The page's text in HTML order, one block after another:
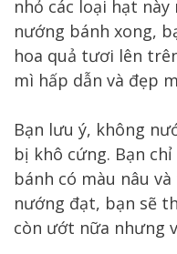
nhỏ các loại hạt này
nướng bánh xong,
hoa quả tươi lên
mì hấp dẫn và đẹp
Bạn lưu ý, không
bị khô cứng. Bạn
bánh có màu nâu
nướng đạt, bạn sẽ
còn ướt nữa nhưng